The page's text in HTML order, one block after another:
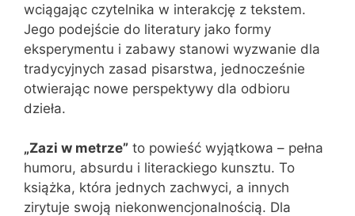
wciągając czytelnika w interakcję z tekstem.
Jego podejście do literatury jako formy
eksperymentu i zabawy stanowi wyzwanie dla
tradycyjnych zasad pisarstwa, jednocześnie
otwierając nowe perspektywy dla odbioru
dzieła.
„Zazi w metrze” to powieść wyjątkowa – pełna
humoru, absurdu i literackiego kunsztu. To
książka, która jednych zachwyci, a innych
zirytuje swoją niekonwencjonalnością. Dla